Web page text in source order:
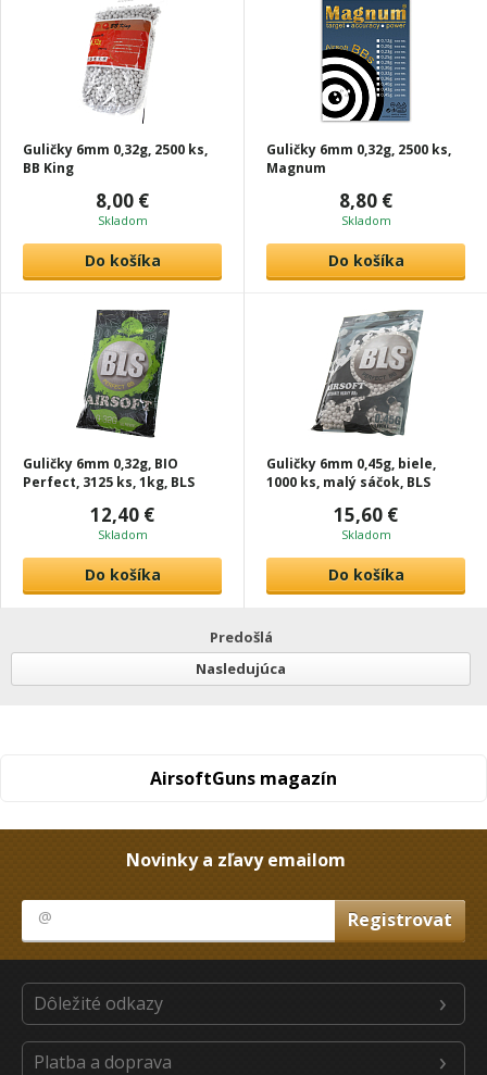
Guličky 6mm 0,32g, 2500 ks,
BB King
8,00 €
Skladom
Do košíka
Guličky 6mm 0,32g, 2500 ks,
Magnum
8,80 €
Skladom
Do košíka
Guličky 6mm 0,32g, BIO
Perfect, 3125 ks, 1kg, BLS
12,40 €
Skladom
Do košíka
Guličky 6mm 0,45g, biele,
1000 ks, malý sáčok, BLS
15,60 €
Skladom
Do košíka
Predošlá
Nasledujúca
AirsoftGuns magazín
Novinky a zľavy emailom
Dôležité odkazy
Platba a doprava